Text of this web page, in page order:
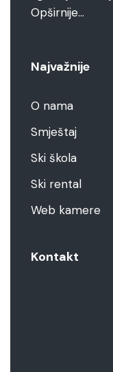
Opširnije…
Najvažnije
O nama
Smještaj
Ski škola
Ski rental
Web kamere
Kontakt